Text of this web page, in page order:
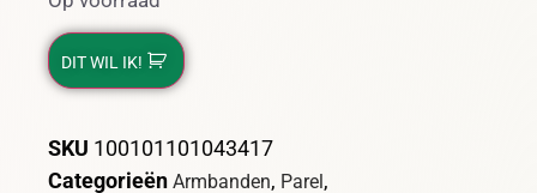
DIT WIL IK!
SKU 100101101043417
Categorieën Armbanden, Parel ,